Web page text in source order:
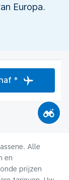
Europa.
*
Alle
en
prijzen